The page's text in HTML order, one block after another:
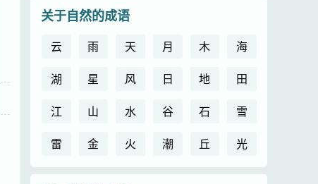
关于自然的成语
云 雨 天 月 木
海
湖
星 风 日 地
田
江
山 水 谷 石
雪
雷
金 火 潮 丘 光